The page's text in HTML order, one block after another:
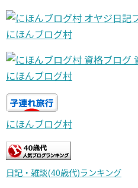
にほんブログ村
にほんブログ村
にほんブログ村
日記・雑談(40歳代)ランキング